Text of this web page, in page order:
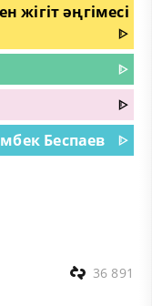
жігіт әңгімесі
ᐈ
ᐈ
ᐈ
Беспаев
ᐈ
36 891